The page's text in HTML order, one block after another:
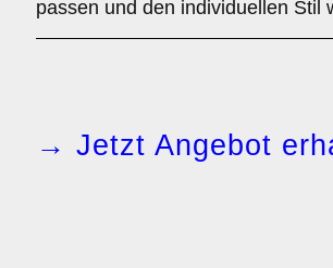
passen und den individuellen Stil
→ Jetzt Angebot